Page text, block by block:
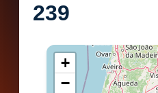
239
+
−